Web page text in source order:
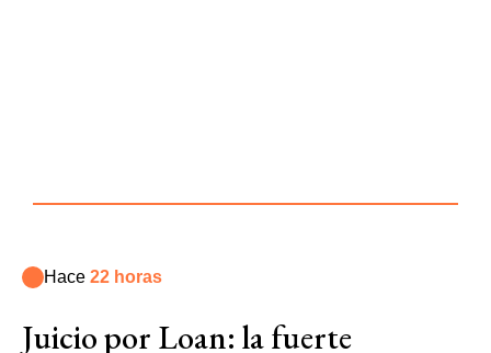
Hace 22 horas
Juicio por Loan: la fuerte